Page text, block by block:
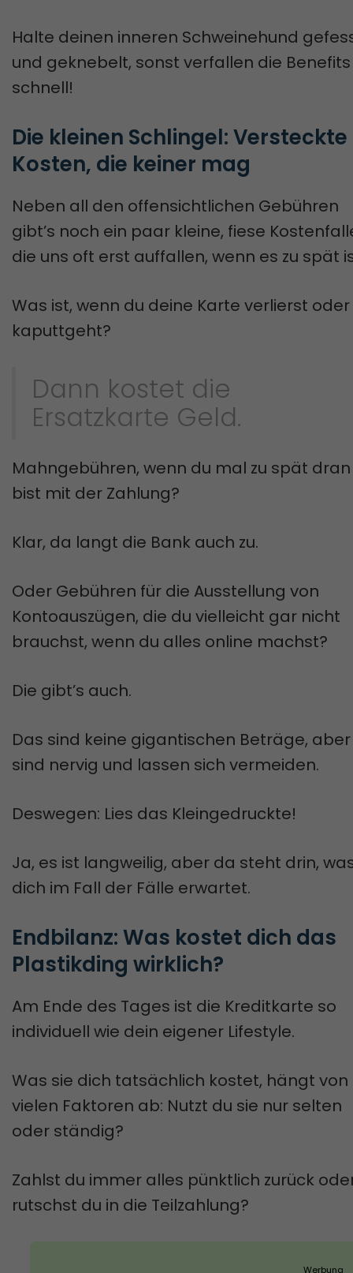
Halte deinen inneren Schweinehund
und geknebelt, sonst verfallen die Benefits
schnell!
Die kleinen Schlingel: Versteckte
Kosten, die keiner mag
Neben all den offensichtlichen Gebühren
gibt’s noch ein paar kleine, fiese
die uns oft erst auffallen, wenn es zu spät
Was ist, wenn du deine Karte verlierst oder
kaputtgeht?
Dann kostet die
Ersatzkarte Geld.
Mahngebühren, wenn du mal zu spät dran
bist mit der Zahlung?
Klar, da langt die Bank auch zu.
Oder Gebühren für die Ausstellung von
Kontoauszügen, die du vielleicht gar nicht
brauchst, wenn du alles online machst?
Die gibt’s auch.
Das sind keine gigantischen Beträge,
sind nervig und lassen sich vermeiden.
Deswegen: Lies das Kleingedruckte!
Ja, es ist langweilig, aber da steht drin,
dich im Fall der Fälle erwartet.
Endbilanz: Was kostet dich das
Plastikding wirklich?
Am Ende des Tages ist die Kreditkarte so
individuell wie dein eigener Lifestyle.
Was sie dich tatsächlich kostet, hängt von
vielen Faktoren ab: Nutzt du sie nur selten
oder ständig?
Zahlst du immer alles pünktlich zurück
rutschst du in die Teilzahlung?
Werbung